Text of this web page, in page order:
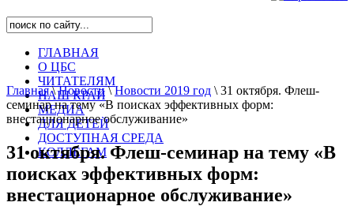
ГЛАВНАЯ
О ЦБС
ЧИТАТЕЛЯМ
НАШ КРАЙ
МЕДИА
ДЛЯ ДЕТЕЙ
ДОСТУПНАЯ СРЕДА
КОЛЛЕГАМ
Главная\Новости\Новости 2019 год \ 31 октября. Флеш-
семинар на тему «В поисках эффективных форм:
внестационарное обслуживание»
31 октября. Флеш-семинар на тему «В
поисках эффективных форм:
внестационарное обслуживание»